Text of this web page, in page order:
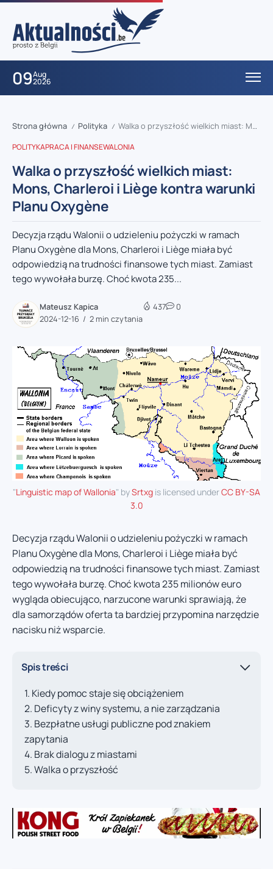
09Aug
2026
Strona główna / Polityka / Walka o przyszłość wielkich miast: Mons, Charleroi i Liège kontra warunki Planu Oxygène
POLITYKAPRACA I FINANSEWALONIA
Walka o przyszłość wielkich miast:
Mons, Charleroi i Liège kontra warunki
Planu Oxygène
Decyzja rządu Walonii o udzieleniu pożyczki w ramach
Planu Oxygène dla Mons, Charleroi i Liège miała być
odpowiedzią na trudności finansowe tych miast. Zamiast
tego wywołała burzę. Choć kwota 235...
Mateusz Kapica
2024-12-16
2 min czytania
437 0
"Linguistic map of Wallonia" bySrtxg is licensed underCC BY-SA
3.0
Decyzja rządu Walonii o udzieleniu pożyczki w ramach
Planu Oxygène dla Mons, Charleroi i Liège miała być
odpowiedzią na trudności finansowe tych miast. Zamiast
tego wywołała burzę. Choć kwota 235 milionów euro
wygląda obiecująco, narzucone warunki sprawiają, że
dla samorządów oferta ta bardziej przypomina narzędzie
nacisku niż wsparcie.
Spis treści
Kiedy pomoc staje się obciążeniem
Deficyty z winy systemu, a nie zarządzania
Bezpłatne usługi publiczne pod znakiem
zapytania
Brak dialogu z miastami
Walka o przyszłość